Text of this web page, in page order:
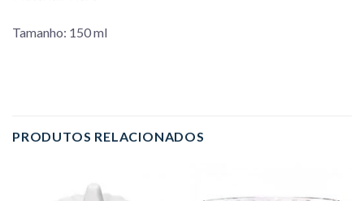
Tamanho: 150 ml
PRODUTOS RELACIONADOS